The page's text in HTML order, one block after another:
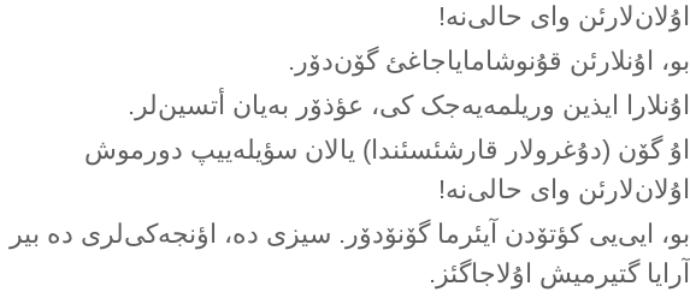
اۇلان‌لارئن وای حالی‌نە!
بو، اۇنلارئن قۇنوشامایاجاغئ گۆن‌دۆر.
اۇنلارا ایذین وریلمەیەجک کی، عؤذۆر بەیان أتسین‌لر.
اۇ گۆن (دۇغرولار قارشئسئندا) یالان سؤیلەییپ دورموش
اۇلان‌لارئن وای حالی‌نە!
بو، ایی‌یی کؤتۆدن آیئرما گۆنۆدۆر. سیزی دە، اؤنجەکی‌لری دە بیر
آرایا گتیرمیش اۇلاجاگئز.